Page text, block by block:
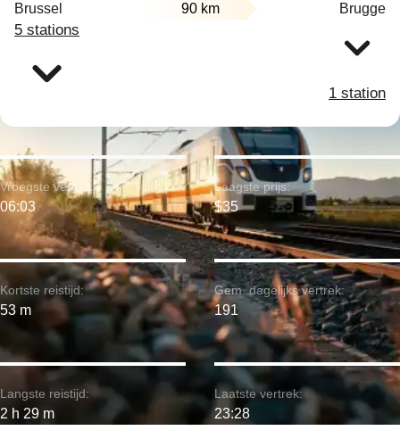
Brussel 90 km Brugge
5 stations
1 station
Kortste reistijd:
53 m
Vroegste vertrek:
06:03
Langste reistijd:
2 h 29 m
Laagste prijs:
$35
Gem. dagelijks vertrek:
191
Laatste vertrek:
23:28